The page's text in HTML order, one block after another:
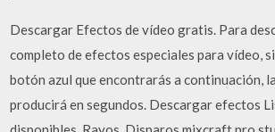
Descargar Efectos de vídeo gratis. Para
completo de efectos especiales para vídeo,
botón azul que encontrarás a continuación,
producirá en segundos. Descargar efectos